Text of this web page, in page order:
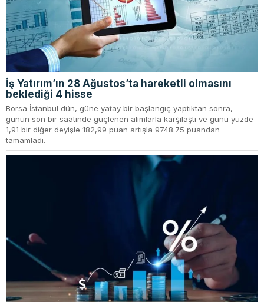
İş Yatırım’ın 28 Ağustos’ta hareketli olmasını
beklediği 4 hisse
Borsa İstanbul dün, güne yatay bir başlangıç yaptıktan sonra,
günün son bir saatinde güçlenen alımlarla karşılaştı ve günü yüzde
1,91 bir diğer deyişle 182,99 puan artışla 9748.75 puandan
tamamladı.